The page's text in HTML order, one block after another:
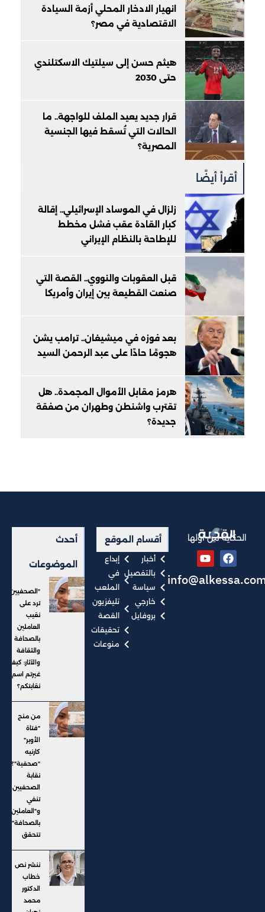
انهيار الادخار المحلي أزمة السيادة
الاقتصادية في مصر؟
هيثم حسن إلى سيلتيك الاسكتلندي
حتى 2030
قرار جديد يعيد الملف للواجهة.. ما
الحالات التي تُسقط فيها الجنسية
المصرية؟
أقرأ أيضًا
زلزال في الموساد الإسرائيلي.. إقالة
كبار القادة عقب فشل مخطط
للإطاحة بالنظام الإيراني
قبل العقوبات والنووي.. القصة التي
صنعت القطيعة بين إيران وأمريكا
بعد فوزه في ميشيغان.. ترامب يشن
هجومًا حادًا على عبد الرحمن السيد
هرمز مقابل الأموال المجمدة.. هل
تقترب واشنطن وطهران من صفقة
جديدة؟
الحكاية من أولها أقسام الموقع
أخبار
بالتفصيل
سياسة
خارجي
بروفايل
إبداع
في
الملعب
تليفزيون
القصة
تحقيقات
منوعات
أحدث
الموضوعات
"الصحفيين"
ترد على
نقيب
العاملين
بالصحافة
والثقافة
والآثار: كيف
غيرتم اسم
نقابتكم؟
من منح
"فتاة
الأوبر"
كارنيه
"صحفية"؟..
نقابة
الصحفيين
تنفي
و"العاملين
بالصحافة"
تتحقق
ننشر نص
خطاب
الدكتور
محمد